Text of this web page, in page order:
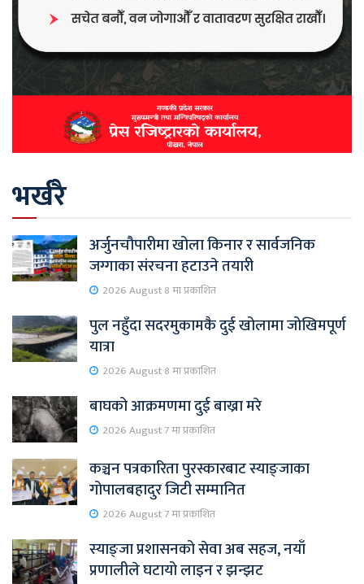
भर्खरै
अर्जुनचौपारीमा खोला किनार र सार्वजनिक
जग्गाका संरचना हटाउने तयारी
2026 August 8 मा प्रकाशित
पुल नहुँदा सदरमुकामकै दुई खोलामा जोखिमपूर्ण
यात्रा
2026 August 8 मा प्रकाशित
बाघको आक्रमणमा दुई बाख्रा मरे
2026 August 7 मा प्रकाशित
कञ्चन पत्रकारिता पुरस्कारबाट स्याङ्जाका
गोपालबहादुर जिटी सम्मानित
2026 August 7 मा प्रकाशित
स्याङ्जा प्रशासनको सेवा अब सहज, नयाँ
प्रणालीले घटायो लाइन र झन्झट